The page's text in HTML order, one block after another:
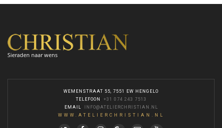
Sieraden naar wens
WEMENSTRAAT 55, 7551 EW HENGELO
TELEFOON
+31 074 243 7513
EMAIL
INFO@ATELIERCHRISTIAN.NL
WWW.ATELIERCHRISTIAN.NL